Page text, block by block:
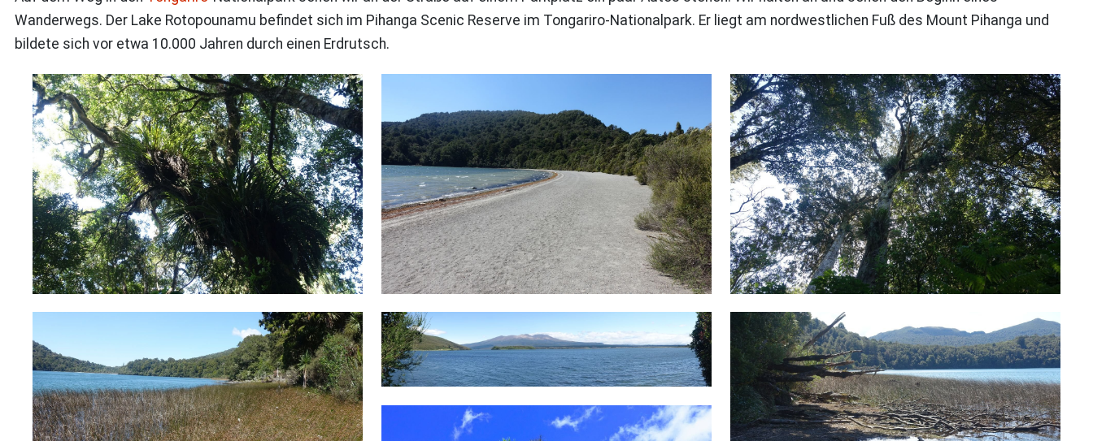
Wanderwegs. Der Lake Rotopounamu befindet sich im Pihanga Scenic Reserve im Tongariro-Nationalpark. Er liegt am nordwestlichen Fuß des Mount Pihanga und
bildete sich vor etwa 10.000 Jahren durch einen Erdrutsch.